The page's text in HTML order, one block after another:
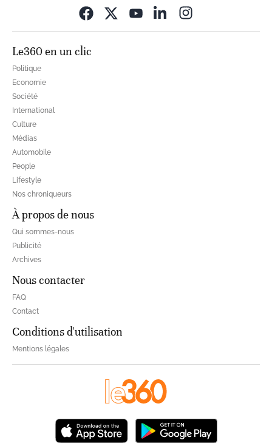
Le360 en un clic
Politique
Economie
Société
International
Culture
Médias
Automobile
People
Lifestyle
Nos chroniqueurs
À propos de nous
Qui sommes-nous
Publicité
Archives
Nous contacter
FAQ
Contact
Conditions d'utilisation
Mentions légales